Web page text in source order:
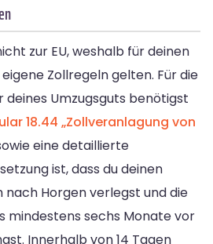
zur EU, weshalb für deinen
Zollregeln gelten. Für die
Umzugsguts benötigst
18.44 „Zollveranlagung von
eine detaillierte
ist, dass du deinen
Horgen verlegst und die
mindestens sechs Monate vor
Innerhalb von 14 Tagen